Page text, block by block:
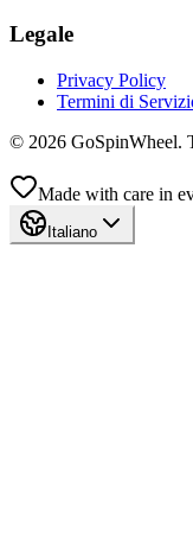
Legale
Privacy Policy
Termini di
© 2026 GoSpinWheel.
Made with care in
Italiano